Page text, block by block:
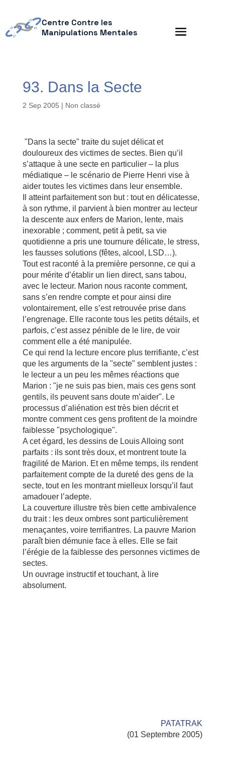
Centre Contre les
Manipulations Mentales
93. Dans la Secte
2 Sep 2005 | Non classé
"Dans la secte" traite du sujet délicat et
douloureux des victimes de sectes. Bien qu’il
s’attaque à une secte en particulier – la plus
médiatique – le scénario de Pierre Henri vise à
aider toutes les victimes dans leur ensemble.
Il atteint parfaitement son but : tout en délicatesse,
à son rythme, il parvient à bien montrer au lecteur
la descente aux enfers de Marion, lente, mais
inexorable ; comment, petit à petit, sa vie
quotidienne a pris une tournure délicate, le stress,
les fausses solutions (fêtes, alcool, LSD…).
Tout est raconté à la première personne, ce qui a
pour mérite d’établir un lien direct, sans tabou,
avec le lecteur. Marion nous raconte comment,
sans s’en rendre compte et pour ainsi dire
volontairement, elle s’est retrouvée prise dans
l’engrenage. Elle raconte tous les petits détails, et
parfois, c’est assez pénible de le lire, de voir
comment elle a été manipulée.
Ce qui rend la lecture encore plus terrifiante, c’est
que les arguments de la "secte" semblent justes :
le lecteur a un peu les mêmes réactions que
Marion : "je ne suis pas bien, mais ces gens sont
gentils, ils peuvent sans doute m’aider". Le
processus d’aliénation est très bien décrit et
montre comment ces gens profitent de la moindre
faiblesse "psychologique".
A cet égard, les dessins de Louis Alloing sont
parfaits : ils sont très doux, et montrent toute la
fragilité de Marion. Et en même temps, ils rendent
parfaitement compte de la dureté des gens de la
secte, tout en les montrant mielleux lorsqu’il faut
amadouer l’adepte.
La couverture illustre très bien cette ambivalence
du trait : les deux ombres sont particulièrement
menaçantes, voire terrifiantres. La pauvre Marion
paraît bien démunie face à elles. Elle se fait
l’érégie de la faiblesse des personnes victimes de
sectes.
Un ouvrage instructif et touchant, à lire
absolument.
PATATRAK
(01 Septembre 2005)